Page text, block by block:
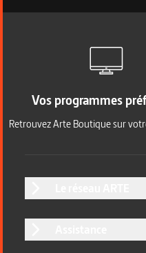
Vos programmes
Retrouvez Arte Boutique sur